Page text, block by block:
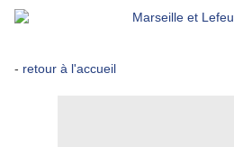
- retour à l'accueil